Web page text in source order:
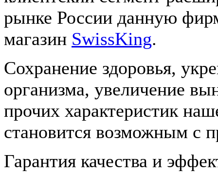
рынке России данную
магазин SwissKing.
Сохранение здоровья,
организма, увеличение
прочих характеристик
становится возможным с
Гарантия качества и